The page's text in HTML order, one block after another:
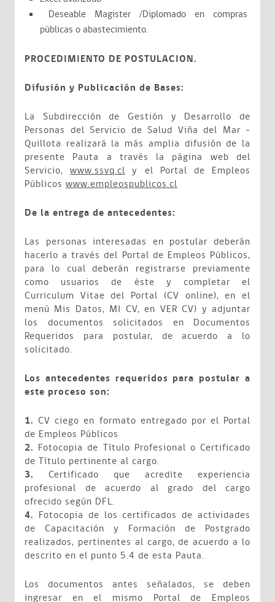
Deseable Magister /Diplomado en compras
públicas o abastecimiento.
PROCEDIMIENTO DE POSTULACION.
Difusión y Publicación de Bases:
La Subdirección de Gestión y Desarrollo de
Personas del Servicio de Salud Viña del Mar -
Quillota realizará la más amplia difusión de la
presente Pauta a través la página web del
Servicio,www.ssvq.cly el Portal de Empleos
Públicos www.empleospublicos.cl
De la entrega de antecedentes:
Las personas interesadas en postular deberán
hacerlo a través del Portal de Empleos Públicos,
para lo cual deberán registrarse previamente
como usuarios de éste y completar el
Curriculum Vitae del Portal (CV online), en el
menú Mis Datos, MI CV, en VER CV) y adjuntar
los documentos solicitados en Documentos
Requeridos para postular, de acuerdo a lo
solicitado.
Los antecedentes requeridos para postular a
este proceso son:
1. CV ciego en formato entregado por el Portal
de Empleos Públicos
2. Fotocopia de Título Profesional o Certificado
de Título pertinente al cargo.
3. Certificado que acredite experiencia
profesional de acuerdo al grado del cargo
ofrecido según DFL.
4. Fotocopia de los certificados de actividades
de Capacitación y Formación de Postgrado
realizados, pertinentes al cargo, de acuerdo a lo
descrito en el punto 5.4 de esta Pauta.
Los documentos antes señalados, se deben
ingresar en el mismo Portal de Empleos